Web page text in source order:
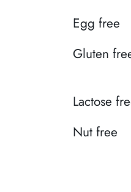
Egg free
Gluten
Lactose
Nut free